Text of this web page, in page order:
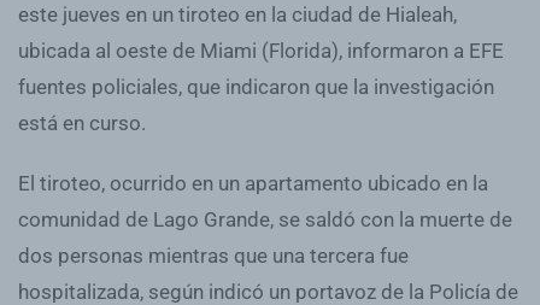
este jueves en un tiroteo en la ciudad de Hialeah,
ubicada al oeste de Miami (Florida), informaron a EFE
fuentes policiales, que indicaron que la investigación
está en curso.
El tiroteo, ocurrido en un apartamento ubicado en la
comunidad de Lago Grande, se saldó con la muerte de
dos personas mientras que una tercera fue
hospitalizada, según indicó un portavoz de la Policía de